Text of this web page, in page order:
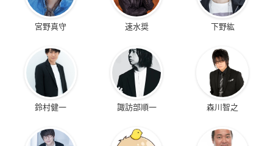
宮野真守 速水奨 下野紘
鈴村健一 諏訪部順一 森川智之